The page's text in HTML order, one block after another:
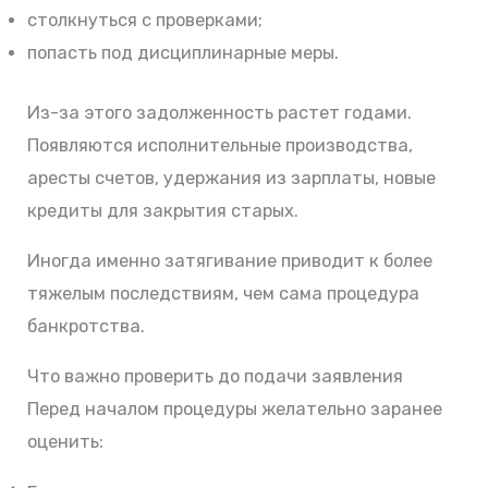
столкнуться с проверками;
попасть под дисциплинарные меры.
Из-за этого задолженность растет годами.
Появляются исполнительные производства,
аресты счетов, удержания из зарплаты, новые
кредиты для закрытия старых.
Иногда именно затягивание приводит к более
тяжелым последствиям, чем сама процедура
банкротства.
Что важно проверить до подачи заявления
Перед началом процедуры желательно заранее
оценить: